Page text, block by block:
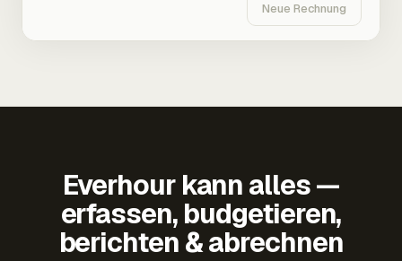
Neue Rechnung
Everhour kann alles —
erfassen, budgetieren,
berichten & abrechnen